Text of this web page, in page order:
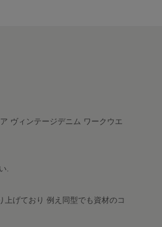
ヴィンテージデニム ワークウエ
.
げており 例え同型でも資材のコ